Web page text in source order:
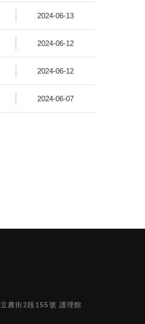
2024-06-13
2024-06-12
2024-06-12
2024-06-07
農街2段155號 護理館